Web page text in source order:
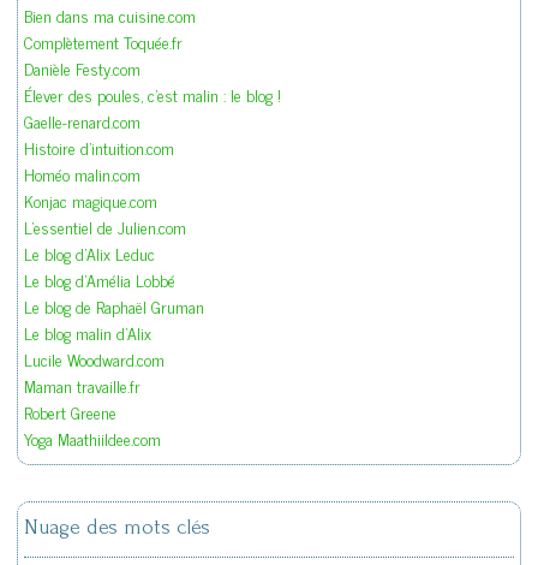
Bien dans ma cuisine.com
Complètement Toquée.fr
Danièle Festy.com
Élever des poules, c'est malin : le blog !
Gaelle-renard.com
Histoire d'intuition.com
Homéo malin.com
Konjac magique.com
L'essentiel de Julien.com
Le blog d'Alix Leduc
Le blog d'Amélia Lobbé
Le blog de Raphaël Gruman
Le blog malin d'Alix
Lucile Woodward.com
Maman travaille.fr
Robert Greene
Yoga Maathiildee.com
Nuage des mots clés